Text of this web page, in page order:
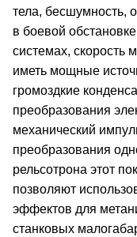
тела, бесшумность,
в боевой
системах, скорость
иметь мощные
громоздкие
преобразования
механический
преобразования
рельсотрона этот
позволяют
эффектов для
станковых